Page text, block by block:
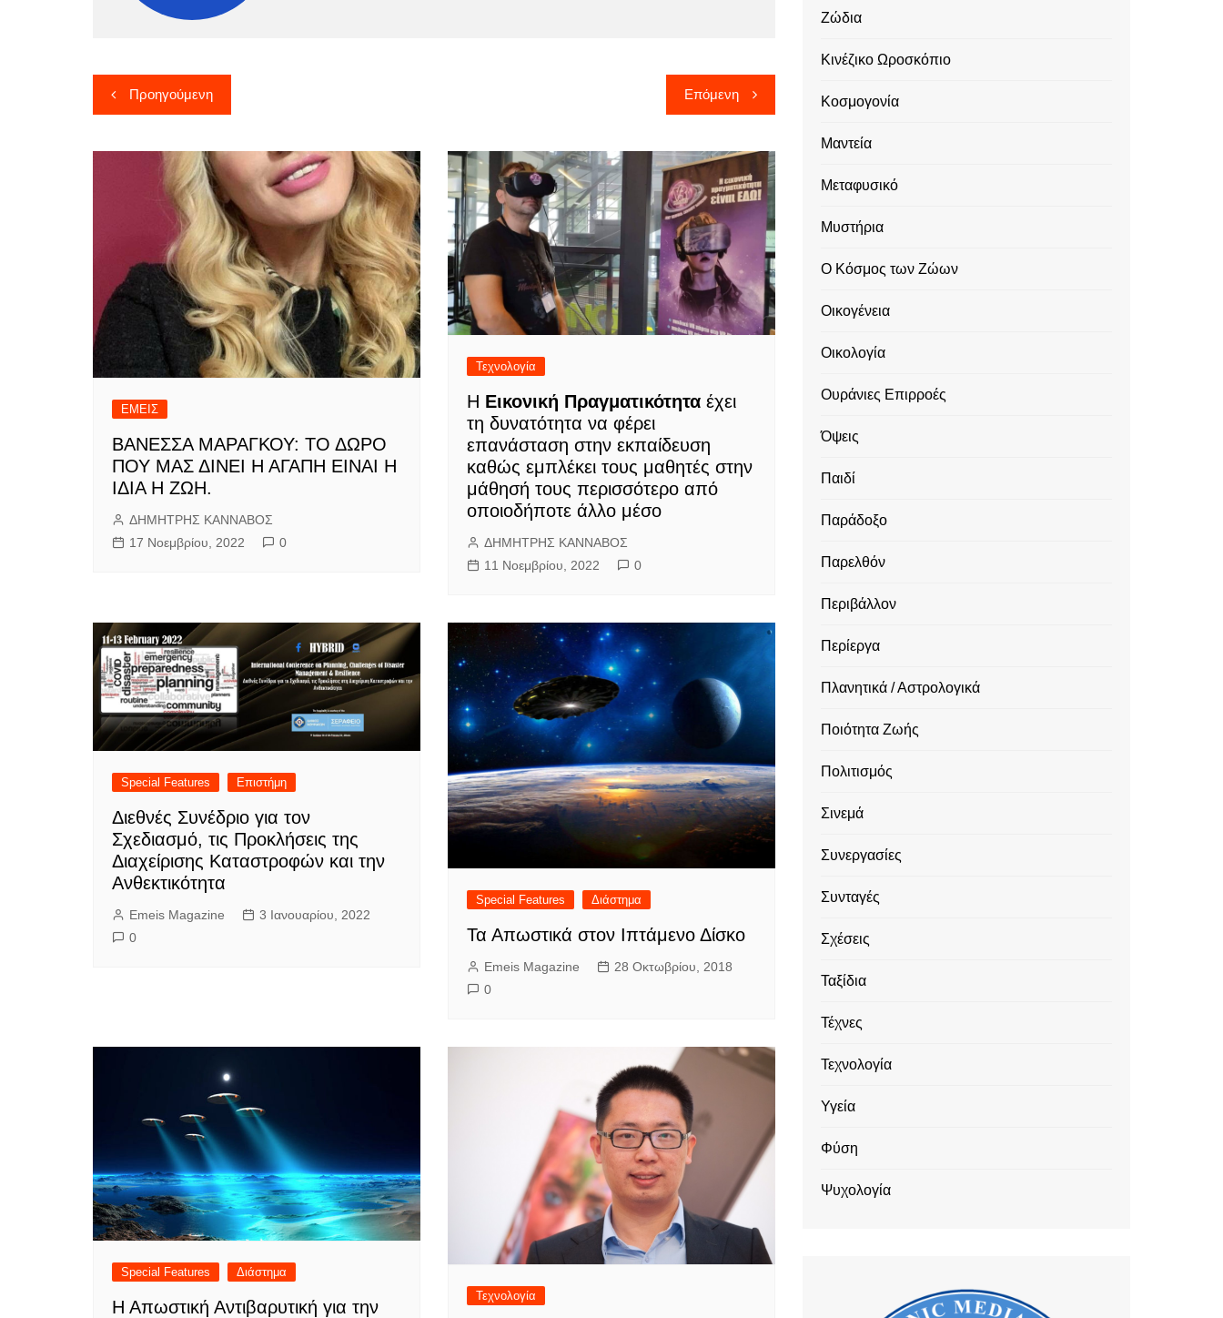
Πλοήγηση
άρθρων
Προηγούμενη Επόμενη
ΕΜΕΙΣ
ΒΑΝΕΣΣΑ ΜΑΡΑΓΚΟΥ: ΤΟ ΔΩΡΟ
ΠΟΥ ΜΑΣ ΔΙΝΕΙ Η ΑΓΑΠΗ ΕΙΝΑΙ Η
ΙΔΙΑ Η ΖΩΗ.
ΔΗΜΗΤΡΗΣ ΚΑΝΝΑΒΟΣ
17 Νοεμβρίου, 2022
0
Τεχνολογία
Η Εικονική Πραγματικότητα έχει
τη δυνατότητα να φέρει
επανάσταση στην εκπαίδευση
καθώς εμπλέκει τους μαθητές στην
μάθησή τους περισσότερο από
οποιοδήποτε άλλο μέσο
ΔΗΜΗΤΡΗΣ ΚΑΝΝΑΒΟΣ
11 Νοεμβρίου, 2022
0
Special Features Επιστήμη
Διεθνές Συνέδριο για τον
Σχεδιασμό, τις Προκλήσεις της
Διαχείρισης Καταστροφών και την
Ανθεκτικότητα
Emeis Magazine
3 Ιανουαρίου, 2022
0
Special Features Διάστημα
Τα Απωστικά στον Ιπτάμενο Δίσκο
Emeis Magazine
28 Οκτωβρίου, 2018
0
Special Features Διάστημα
Η Απωστική Αντιβαρυτική για την
Τεχνολογία
Ζώδια
Κινέζικο Ωροσκόπιο
Κοσμογονία
Μαντεία
Μεταφυσικό
Μυστήρια
Ο Κόσμος των Ζώων
Οικογένεια
Οικολογία
Ουράνιες Επιρροές
Όψεις
Παιδί
Παράδοξο
Παρελθόν
Περιβάλλον
Περίεργα
Πλανητικά / Αστρολογικά
Ποιότητα Ζωής
Πολιτισμός
Σινεμά
Συνεργασίες
Συνταγές
Σχέσεις
Ταξίδια
Τέχνες
Τεχνολογία
Υγεία
Φύση
Ψυχολογία